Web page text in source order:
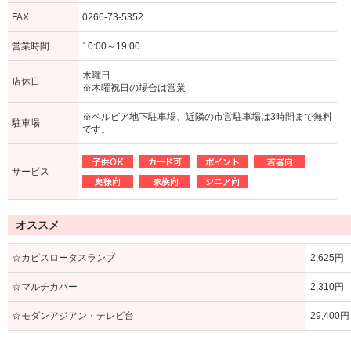
FAX 0266-73-5352
営業時間 10:00～19:00
店休日
木曜日
※木曜祝日の場合は営業
駐車場
※ベルビア地下駐車場、近隣の市営駐車場は3時間まで無料
です。
サービス
オススメ
☆カピスロータスランプ 2,625円
☆マルチカバー 2,310円
☆モダンアジアン・テレビ台 29,400円